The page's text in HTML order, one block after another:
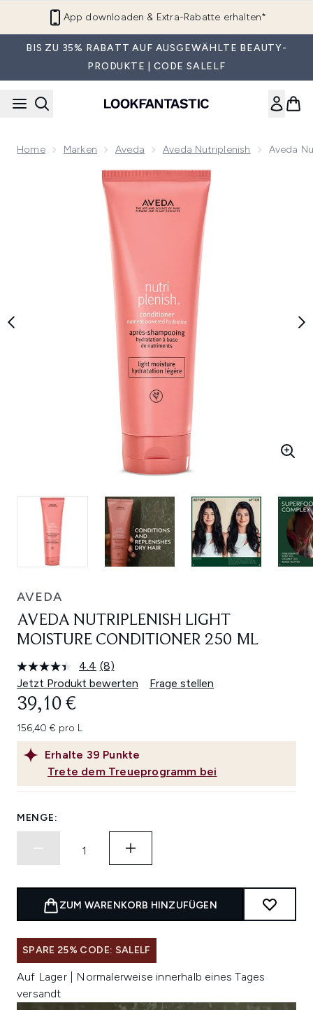
App downloaden & Extra-Rabatte erhalten*
BIS ZU 35% RABATT AUF AUSGEWÄHLTE BEAUTY-
PRODUKTE | CODE SALELF
Home Marken Aveda Aveda Nutriplenish Aveda
Now showing image 1 Aveda Nutriplenish Light Moisture
AVEDA
AVEDA NUTRIPLENISH LIGHT
MOISTURE CONDITIONER 250 ML
4.4 8
Bewertungen
Seite.
(8)
Jetzt Produkt bewerten
Frage stellen
Erhalte 39 Punkte
Trete dem Treueprogramm bei
39,10 €
156,40 € pro L
MENGE:
ZUM WARENKORB HINZUFÜGEN
SPARE 25% CODE: SALELF
Auf Lager | Normalerweise innerhalb eines Tages
versandt